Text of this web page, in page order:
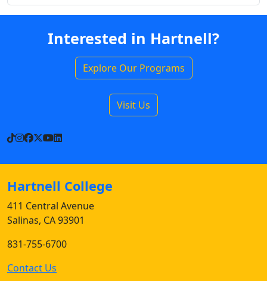
Interested in Hartnell?
Explore Our Programs
Visit Us
TikTok
Instagram
Facebook
X YouTube
LinkedIn
Hartnell College
411 Central Avenue
Salinas, CA 93901
831-755-6700
Contact Us